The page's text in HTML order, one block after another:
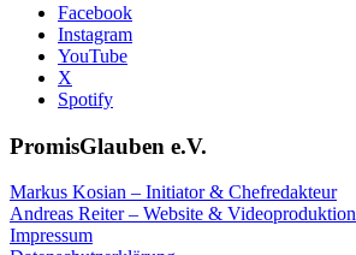
Facebook
Instagram
YouTube
X
Spotify
PromisGlauben e.V.
Markus Kosian – Initiator & Chefredakteur
Andreas Reiter – Website & Videoproduktion
Impressum